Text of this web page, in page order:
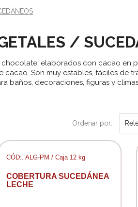
/
elaborados con cacao en
Son muy estables, fáciles de
baños, decoraciones, figuras y
Ordenar por:
CÓD:. ALG-PM / Caja 12 kg
COBERTURA SUCEDÁNEA
LECHE